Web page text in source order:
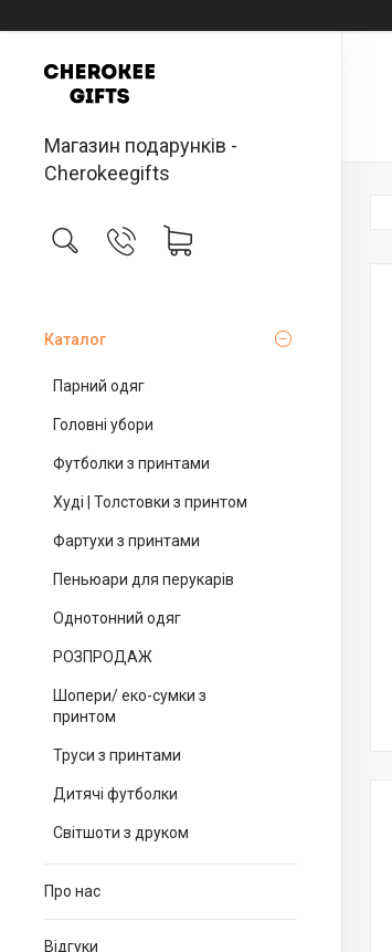
Магазин подарунків -
Cherokeegifts
Каталог
Парний одяг
Головні убори
Футболки з принтами
Худі | Толстовки з принтом
Фартухи з принтами
Пеньюари для перукарів
Однотонний одяг
РОЗПРОДАЖ
Шопери/ еко-сумки з
принтом
Труси з принтами
Дитячі футболки
Світшоти з друком
Про нас
Відгуки